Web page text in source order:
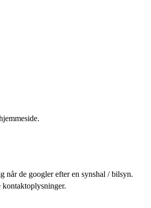
når de googler efter en synshal / bilsyn.